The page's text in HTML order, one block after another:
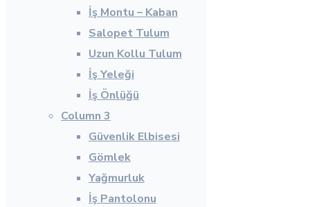
İş Montu – Kaban
Salopet Tulum
Uzun Kollu Tulum
İş Yeleği
İş Önlüğü
Column 3
Güvenlik Elbisesi
Gömlek
Yağmurluk
İş Pantolonu